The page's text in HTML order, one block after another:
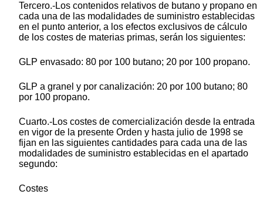
Tercero.-Los contenidos relativos de butano y propano en
cada una de las modalidades de suministro establecidas
en el punto anterior, a los efectos exclusivos de cálculo
de los costes de materias primas, serán los siguientes:
GLP envasado: 80 por 100 butano; 20 por 100 propano.
GLP a granel y por canalización: 20 por 100 butano; 80
por 100 propano.
Cuarto.-Los costes de comercialización desde la entrada
en vigor de la presente Orden y hasta julio de 1998 se
fijan en las siguientes cantidades para cada una de las
modalidades de suministro establecidas en el apartado
segundo:
Costes